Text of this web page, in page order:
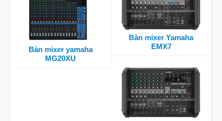
Bàn mixer yamaha
MG20XU
Bàn mixer Yamaha
EMX7